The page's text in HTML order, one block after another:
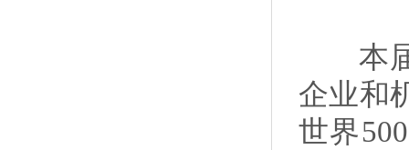
本届
企业和
世界